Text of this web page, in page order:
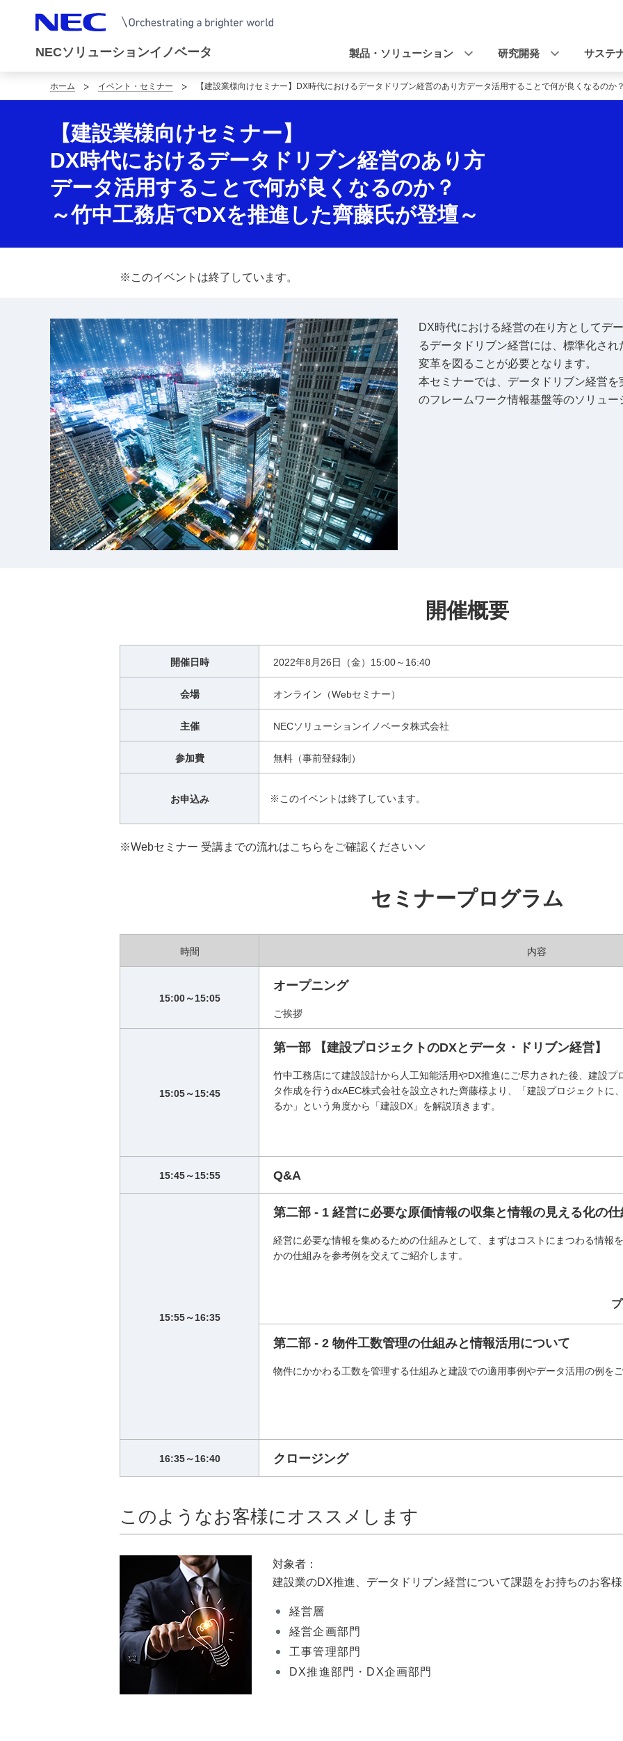
NECソリューションイノベータ
ビ
ゲ
ー
ョ
ン
製品・ソリューション 研究開発 サステ
サ
イ
ト
内
の
ホーム イベント・セミナー 【建設業様向けセミナー】DX時代におけるデータドリブン経営のあり方データ活用することで何が良くなるのか
【建設業様向けセミナー】
DX時代におけるデータドリブン経営のあり方
データ活用することで何が良くなるのか？
～竹中工務店でDXを推進した齊藤氏が登壇～
※このイベントは終了しています。
DX時代における経営の在り方としてデ
るデータドリブン経営には、標準化さ
変革を図ることが必要となります。
本セミナーでは、データドリブン経営
のフレームワーク情報基盤等のソリュー
開催概要
開催日時 2022年8月26日（金）15:00～16:40
会場 オンライン（Webセミナー）
主催 NECソリューションイノベータ株式会社
参加費 無料（事前登録制）
お申込み ※このイベントは終了しています。
※Webセミナー 受講までの流れはこちらをご確認ください
セミナープログラム
時間 内容
15:00～15:05
オープニング
ご挨拶
15:05～15:45
第一部 【建設プロジェクトのDXとデータ・ドリブン経営】
竹中工務店にて建設設計から人工知能活用やDX推進にご尽力された後、建設プ
タ作成を行うdxAEC株式会社を設立された齊藤様より、「建設プロジェクトに
るか」という角度から「建設DX」を解説頂きます。
15:45～15:55 Q&A
15:55～16:35
第二部 - 1 経営に必要な原価情報の収集と情報の見える化の
経営に必要な情報を集めるための仕組みとして、まずはコストにまつわる情報
かの仕組みを参考例を交えてご紹介します。
第二部 - 2 物件工数管理の仕組みと情報活用について
物件にかかわる工数を管理する仕組みと建設での適用事例やデータ活用の例をご
16:35～16:40 クロージング
このようなお客様にオススメします
対象者：
建設業のDX推進、データドリブン経営について課題をお持ちのお客様
経営層
経営企画部門
工事管理部門
DX推進部門・DX企画部門